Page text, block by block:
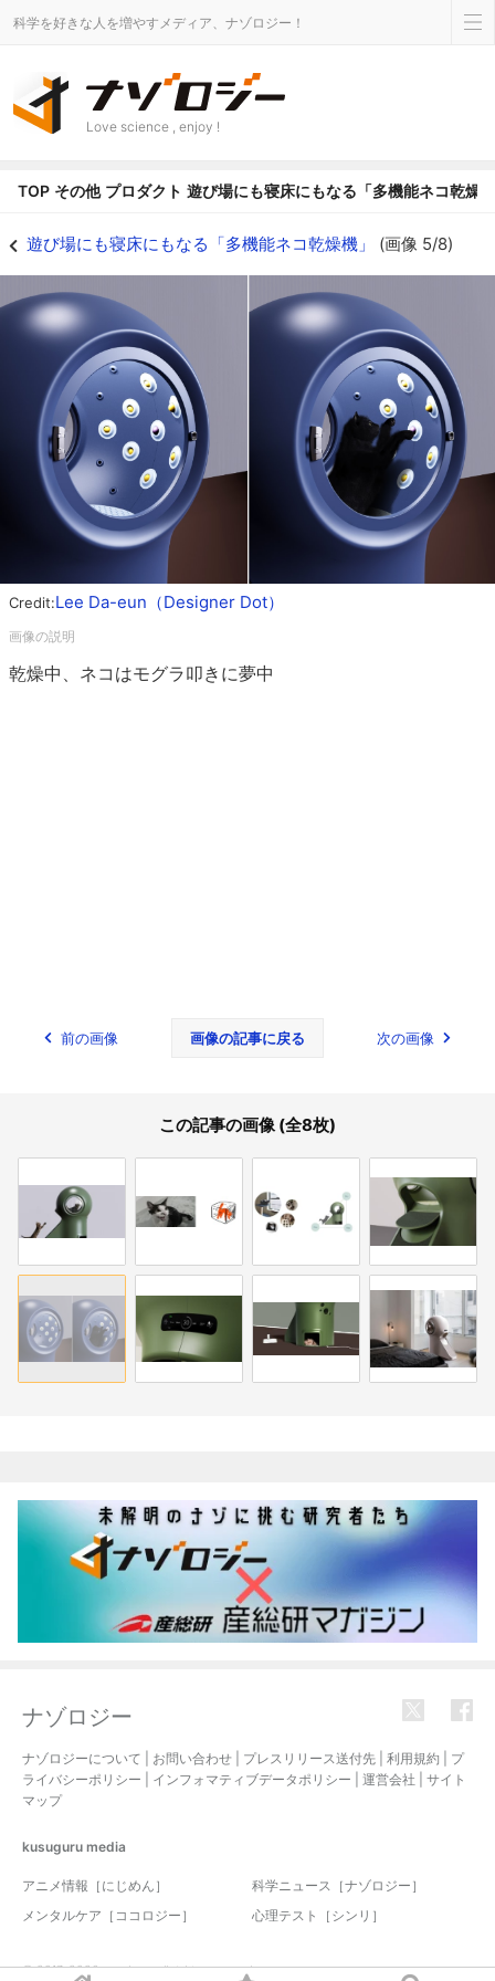
科学を好きな人を増やすメディア、ナゾロジー！
Love science , enjoy !
TOP その他 プロダクト 遊び場にも寝床にもなる「多機能ネコ乾燥
遊び場にも寝床にもなる「多機能ネコ乾燥機」 (画像 5/8)
Credit:Lee Da-eun（Designer Dot）
乾燥中、ネコはモグラ叩きに夢中
前の画像 画像の記事に戻る 次の画像
この記事の画像 (全8枚)
ナゾロジー
ナゾロジーについて お問い合わせ プレスリリース送付先 利用規約
プ
ライバシーポリシー
インフォマティブデータポリシー 運営会社
サイト
マップ
kusuguru media
アニメ情報［にじめん］
科学ニュース［ナゾロジー］
メンタルケア［ココロジー］
心理テスト［シンリ］
© 2017-2026 nazology. all rights reserved.